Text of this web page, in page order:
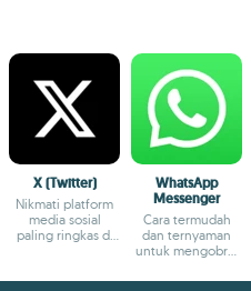
X (Twitter)
Nikmati platform
media sosial
paling ringkas di
WhatsApp
Messenger
Cara termudah
dan ternyaman
untuk mengobrol
teman